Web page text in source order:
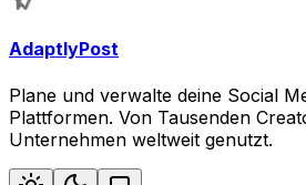
AdaptlyPost
Plane und verwalte deine Social
Plattformen. Von Tausenden
Unternehmen weltweit genutzt.